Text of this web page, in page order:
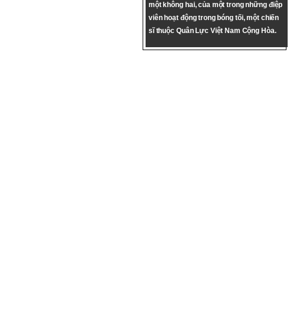
một không hai, của một trong những điệp
viên hoạt động trong bóng tối, một chiến
sĩ thuộc Quân Lực Việt Nam Cộng Hòa.